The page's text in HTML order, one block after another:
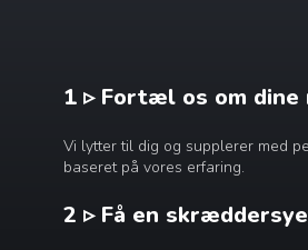
1 ▹ Fortæl os om dine
Vi lytter til dig og supplerer med
baseret på vores erfaring.
2 ▹ Få en